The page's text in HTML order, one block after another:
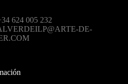
624 005 232
DE-